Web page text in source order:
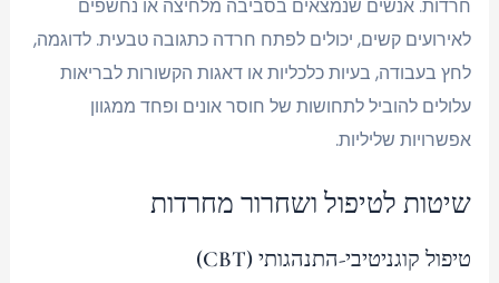
חרדות. אנשים שנמצאים בסביבה מלחיצה או נחשפים
לאירועים קשים, יכולים לפתח חרדה כתגובה טבעית. לדוגמה,
לחץ בעבודה, בעיות כלכליות או דאגות הקשורות לבריאות
עלולים להוביל לתחושות של חוסר אונים ופחד ממגוון
אפשרויות שליליות.
שיטות לטיפול ושחרור מחרדות
טיפול קוגניטיבי-התנהגותי (CBT)